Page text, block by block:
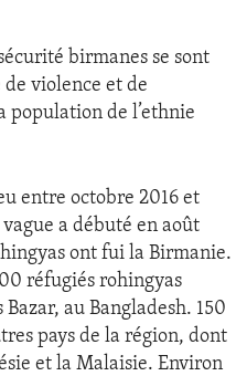
birmanes se sont
de violence et de
population de l’ethnie
entre octobre 2016 et
a débuté en août
ont fui la Birmanie.
réfugiés rohingyas
au Bangladesh. 150
pays de la région, dont
et la Malaisie. Environ